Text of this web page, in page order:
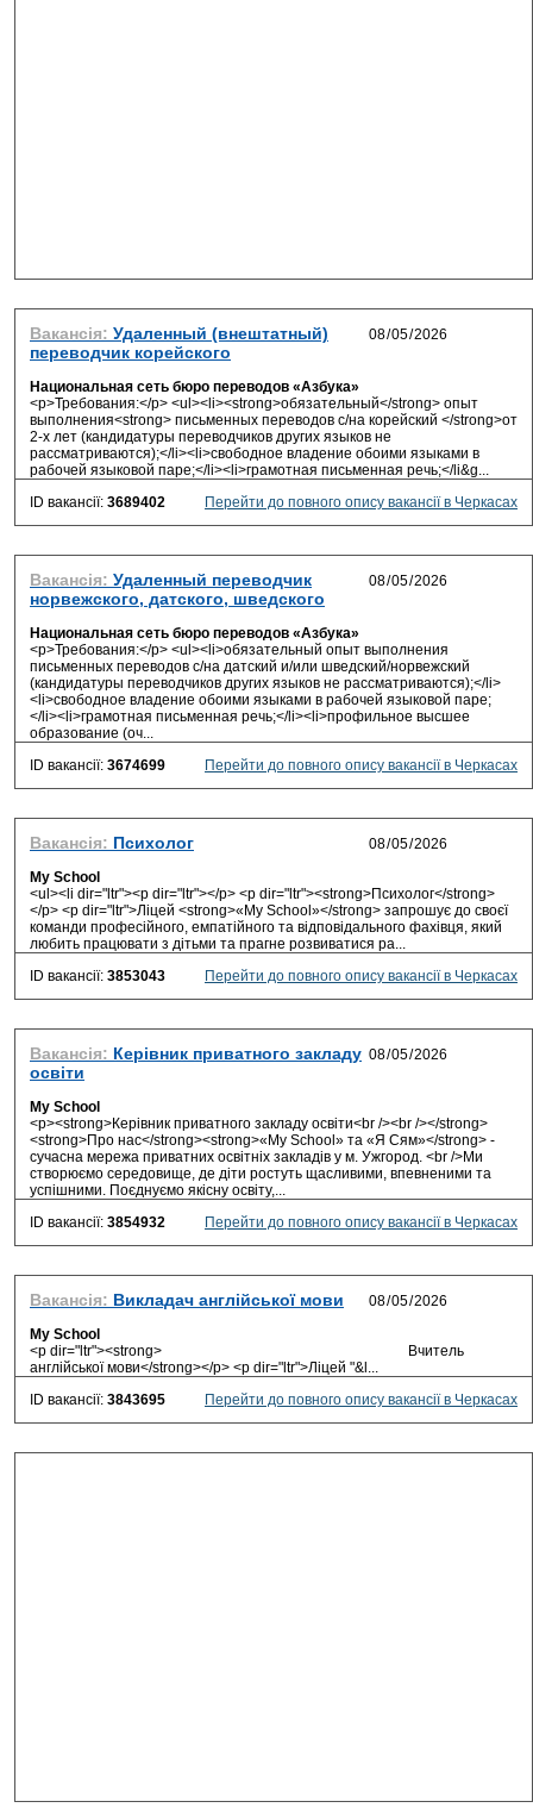
Вакансія: Удаленный (внештатный)
переводчик корейского
Национальная сеть бюро переводов «Азбука»
<p>Требования:</p> <ul><li><strong>обязательный</strong> опыт
выполнения<strong> письменных переводов с/на корейский </strong>от
2-х лет (кандидатуры переводчиков других языков не
рассматриваются);</li><li>свободное владение обоими языками в
рабочей языковой паре;</li><li>грамотная письменная речь;</li&g...
ID вакансії: 3689402 Перейти до повного опису вакансії в Черкасах
Вакансія: Удаленный переводчик
норвежского, датского, шведского
Национальная сеть бюро переводов «Азбука»
<p>Требования:</p> <ul><li>обязательный опыт выполнения
письменных переводов с/на датский и/или шведский/норвежский
(кандидатуры переводчиков других языков не рассматриваются);</li>
<li>свободное владение обоими языками в рабочей языковой паре;
</li><li>грамотная письменная речь;</li><li>профильное высшее
образование (оч...
ID вакансії: 3674699 Перейти до повного опису вакансії в Черкасах
Вакансія: Психолог
My School
<ul><li dir="ltr"><p dir="ltr"></p> <p dir="ltr"><strong>Психолог</strong>
</p> <p dir="ltr">Ліцей <strong>«My School»</strong> запрошує до своєї
команди професійного, емпатійного та відповідального фахівця, який
любить працювати з дітьми та прагне розвиватися ра...
ID вакансії: 3853043 Перейти до повного опису вакансії в Черкасах
Вакансія: Керівник приватного закладу
освіти
My School
<p><strong>Керівник приватного закладу освіти<br /><br /></strong>
<strong>Про нас</strong><strong>«My School» та «Я Сям»</strong> -
сучасна мережа приватних освітніх закладів у м. Ужгород. <br />Ми
створюємо середовище, де діти ростуть щасливими, впевненими та
успішними. Поєднуємо якісну освіту,...
ID вакансії: 3854932 Перейти до повного опису вакансії в Черкасах
Вакансія: Викладач англійської мови
My School
<p dir="ltr"><strong> Вчитель
англійської мови</strong></p> <p dir="ltr">Ліцей "&l...
ID вакансії: 3843695 Перейти до повного опису вакансії в Черкасах